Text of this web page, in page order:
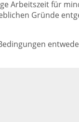
für
Gründe